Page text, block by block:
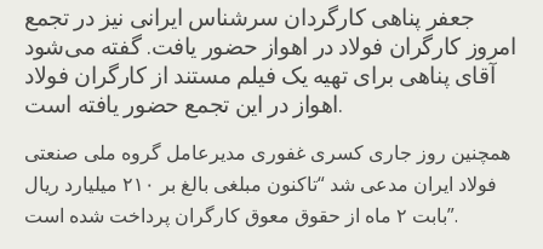
جعفر پناهی کارگردان سرشناس ایرانی نیز در تجمع
امروز کارگران فولاد در اهواز حضور یافت. گفته می‌شود
آقای پناهی برای تهیه یک فیلم مستند از کارگران فولاد
اهواز در این تجمع حضور یافته است.
همچنین روز جاری کسری غفوری مدیرعامل گروه ملی صنعتی
فولاد ایران مدعی شد “تاکنون مبلغی بالغ بر ۲۱۰ میلیارد ریال
بابت ۲ ماه از حقوق معوق کارگران پرداخت شده است”.